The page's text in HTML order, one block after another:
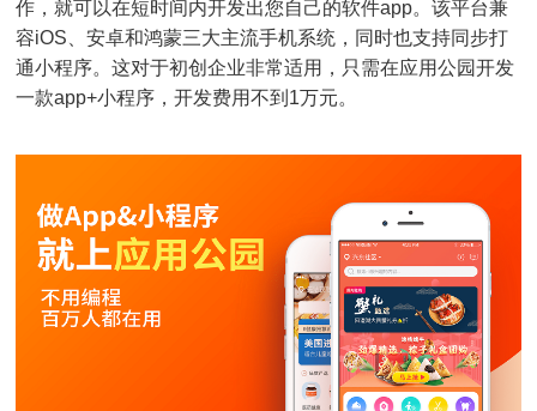
作，就可以在短时间内开发出您自己的软件app。该平台兼
容iOS、安卓和鸿蒙三大主流手机系统，同时也支持同步打
通小程序。这对于初创企业非常适用，只需在应用公园开发
一款app+小程序，开发费用不到1万元。